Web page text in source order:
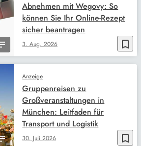
bookmark_border
3. Aug. 2026
Abnehmen mit Wegovy: So
können Sie Ihr Online-Rezept
sicher beantragen
bookmark_border
Anzeige
30. Juli 2026
Gruppenreisen zu
Großveranstaltungen in
München: Leitfaden für
Transport und Logistik